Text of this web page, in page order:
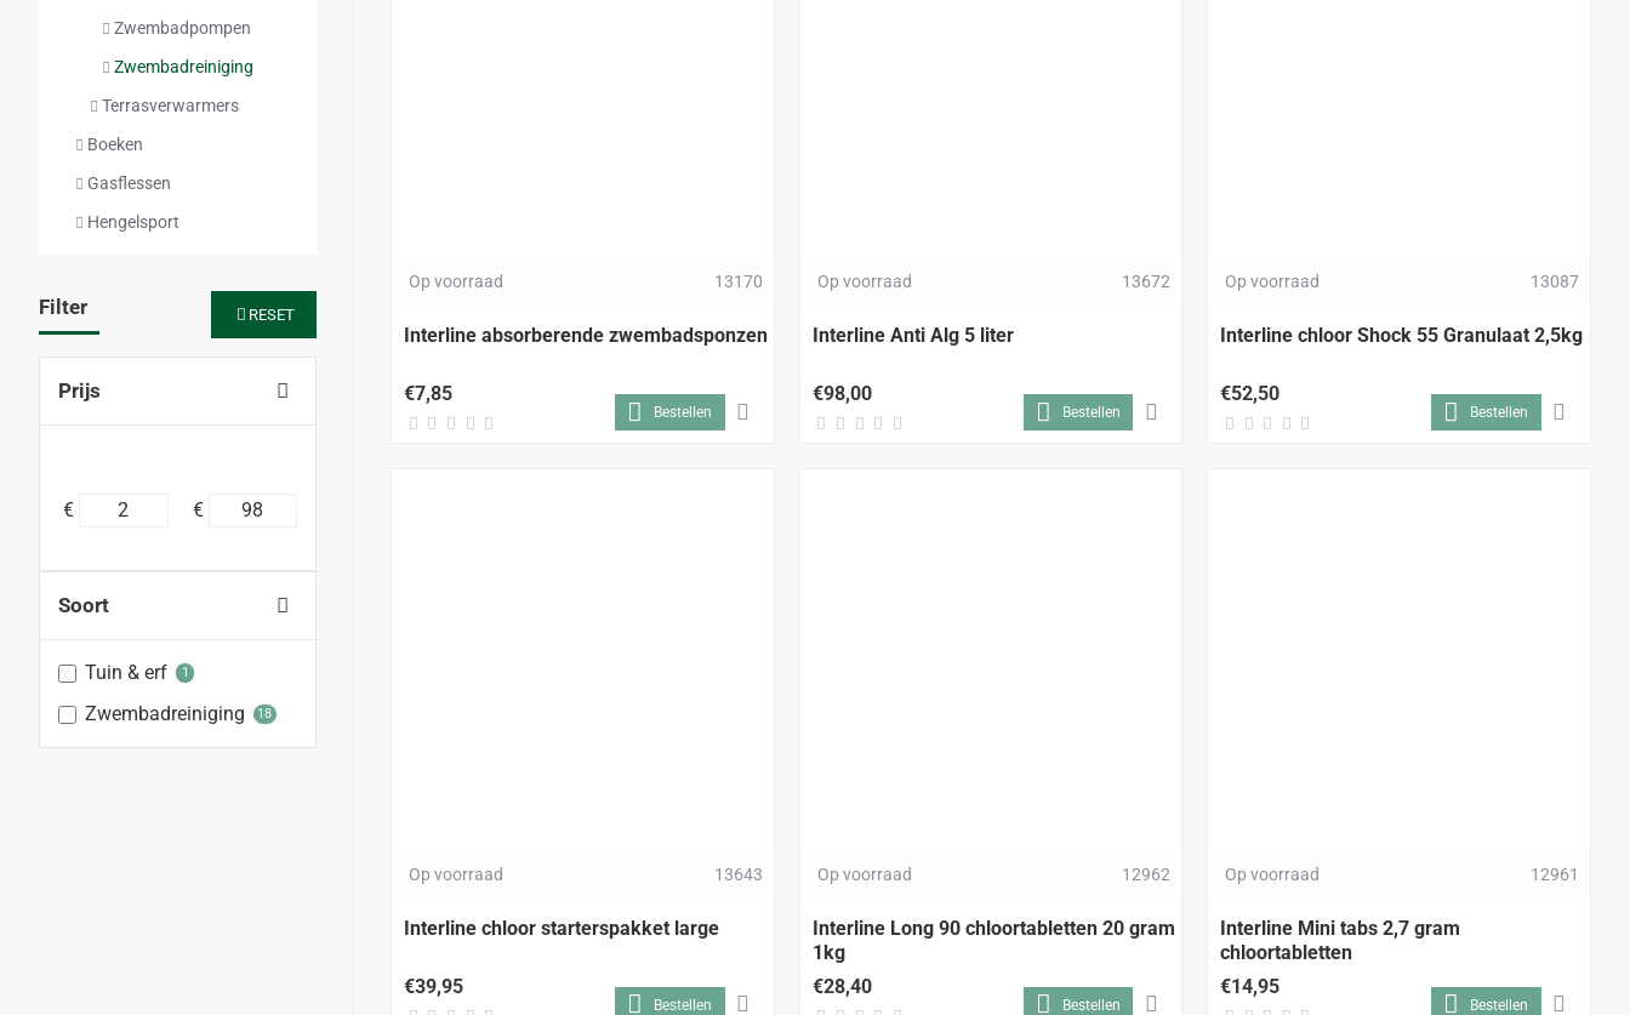
Zwembadpompen
Zwembadreiniging
Terrasverwarmers
Boeken
Gasflessen
Hengelsport
Filter RESET
Prijs
€ €
Soort
Tuin & erf 1
Zwembadreiniging 18
Op voorraad 13170
Interline absorberende zwembadsponzen
€7,85
Bestellen
Op voorraad 13672
Interline Anti Alg 5 liter
€98,00
Bestellen
Op voorraad 13087
Interline chloor Shock 55 Granulaat 2,5kg
€52,50
Bestellen
Op voorraad 13643
Interline chloor starterspakket large
€39,95
Bestellen
Op voorraad 12962
Interline Long 90 chloortabletten 20 gram
1kg
€28,40
Bestellen
Op voorraad 12961
Interline Mini tabs 2,7 gram
chloortabletten
€14,95
Bestellen